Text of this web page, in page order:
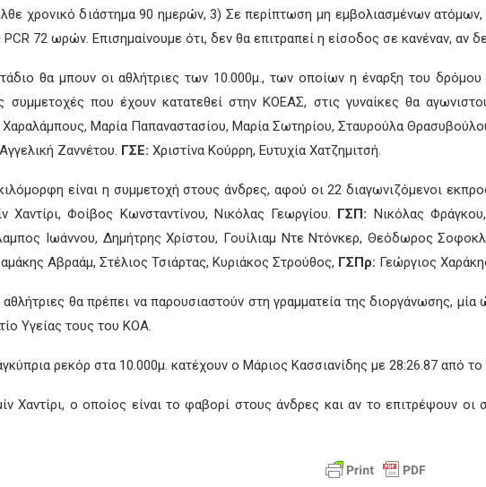
χρονικό διάστημα 90 ημερών, 3) Σε περίπτωση μη εμβολιασμένων
72 ωρών. Επισημαίνουμε ότι, δεν θα επιτραπεί η είσοδος σε κανέναν, αν
θα μπουν οι αθλήτριες των 10.000μ., των οποίων η έναρξη του δρόμου
συμμετοχές που έχουν κατατεθεί στην ΚΟΕΑΣ, στις γυναίκες θα
Χαραλάμπους, Μαρία Παπαναστασίου, Μαρία Σωτηρίου, Σταυρούλα
Ζαννέτου. ΓΣΕ: Χριστίνα Κούρρη, Ευτυχία Χατζημιτσή.
είναι η συμμετοχή στους άνδρες, αφού οι 22 διαγωνιζόμενοι
Χαντίρι, Φοίβος Κωνσταντίνου, Νικόλας Γεωργίου. ΓΣΠ: Νικόλας
Ιωάννου, Δημήτρης Χρίστου, Γουίλιαμ Ντε Ντόνκερ, Θεόδωρος
Αβραάμ, Στέλιος Τσιάρτας, Κυριάκος Στρούθος, ΓΣΠρ: Γεώργιος
θα πρέπει να παρουσιαστούν στη γραμματεία της διοργάνωσης,
Υγείας τους του ΚΟΑ.
ρεκόρ στα 10.000μ. κατέχουν ο Μάριος Κασσιανίδης με 28:26.87 από
Χαντίρι, ο οποίος είναι το φαβορί στους άνδρες και αν το επιτρέψουν οι